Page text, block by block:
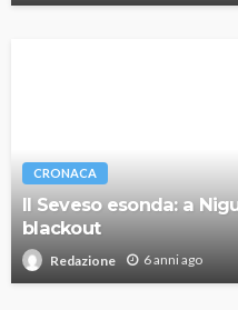
CRONACA
Il Seveso esonda: a
blackout
Redazione 6 anni ago